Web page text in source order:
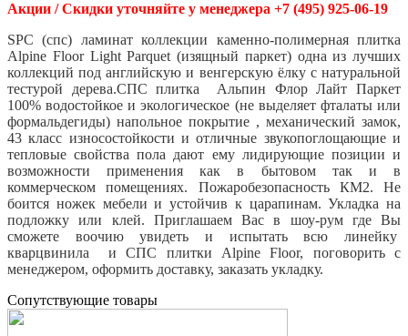
Акции / Скидки уточняйте у менеджера +7 (495) 925-06-19
SPC (спс) ламинат коллекции каменно-полимерная плитка
Alpine Floor Light Parquet (изящный паркет) одна из лучших
коллекций под английскую и венгерскую ёлку с натуральной
тестурой дерева.СПС плитка Альпин Флор Лайт Паркет
100% водостойкое и экологическое (не выделяет фталаты или
формальдегиды) напольное покрытие , механический замок,
43 класс износостойкости и отличные звукопоглощающие и
тепловые свойства пола дают ему лидирующие позиции и
возможности применения как в бытовом так и в
коммерческом помещениях. Пожаробезопасность КМ2. Не
боится ножек мебели и устойчив к царапинам. Укладка на
подложку или клей. Приглашаем Вас в шоу-рум где Вы
сможете воочию увидеть и испытать всю линейку
кварцвинила и СПС плитки Alpine Floor, поговорить с
менеджером, оформить доставку, заказать укладку.
Cопутствующие товары